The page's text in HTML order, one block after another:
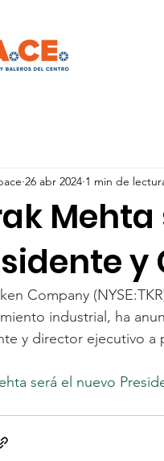
y
26 abr 2024 1 min de
Company
industrial, ha
y director ejecutivo a
será el nuevo